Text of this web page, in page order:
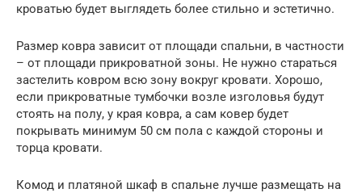
кроватью будет выглядеть более стильно и эстетично.
Размер ковра зависит от площади спальни, в частности
– от площади прикроватной зоны. Не нужно стараться
застелить ковром всю зону вокруг кровати. Хорошо,
если прикроватные тумбочки возле изголовья будут
стоять на полу, у края ковра, а сам ковер будет
покрывать минимум 50 см пола с каждой стороны и
торца кровати.
Комод и платяной шкаф в спальне лучше размещать на